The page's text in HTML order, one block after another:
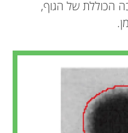
הכוללת של הגוף,